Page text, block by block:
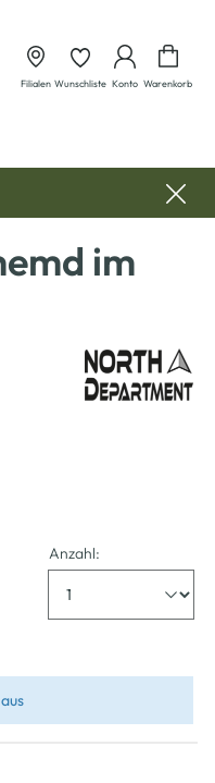
Filialen Wunschliste Konto Warenkorb
im
Anzahl: